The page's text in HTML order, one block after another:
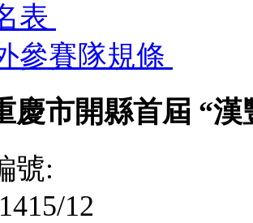
表
參賽隊規條
慶市開縣首屆 “漢
號:
12